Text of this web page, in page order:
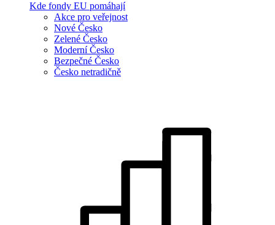
Kde fondy EU pomáhají
Akce pro veřejnost
Nové Česko
Zelené Česko
Moderní Česko
Bezpečné Česko
Česko netradičně